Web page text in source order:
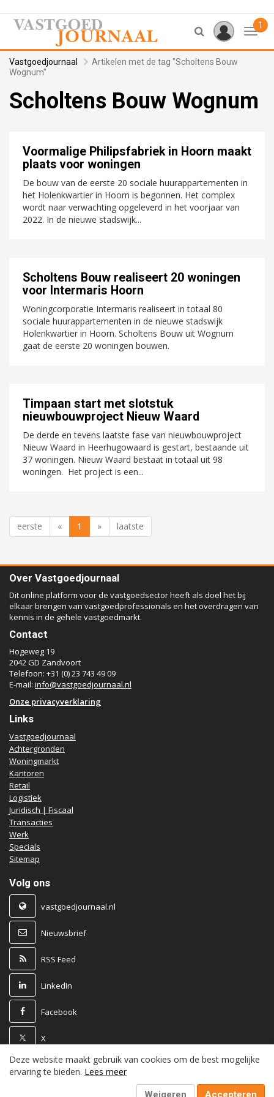
1
Vastgoedjournaal
Artikelen met de tag "Scholtens Bouw
Wognum"
Scholtens Bouw Wognum
Voormalige Philipsfabriek in Hoorn maakt
plaats voor woningen
De bouw van de eerste 20 sociale huurappartementen in
het Holenkwartier in Hoorn is begonnen. Het complex
wordt naar verwachting opgeleverd in het voorjaar van
2022. In de nieuwe stadswijk...
Scholtens Bouw realiseert 20 woningen
voor Intermaris Hoorn
Woningcorporatie Intermaris realiseert in totaal 80
sociale huurappartementen in de nieuwe stadswijk
Holenkwartier in Hoorn. Scholtens Bouw uit Wognum
gaat de eerste 20 woningen bouwen.
Timpaan start met slotstuk
nieuwbouwproject Nieuw Waard
De derde en tevens laatste fase van nieuwbouwproject
Nieuw Waard in Heerhugowaard is gestart, bestaande uit
37 woningen. Nieuw Waard bestaat in totaal uit 98
woningen. Het project is een...
eerste « 1 » laatste
Over Vastgoedjournaal
Dit online platform voor de vastgoedsector heeft als doel het bij
elkaar brengen van vastgoedprofessionals en het overdragen van
kennis in de gehele vastgoedmarkt.
Contact
Hogeweg 19
2042 GD Zandvoort
Telefoon: +31 (0) 23 743 49 09
E-mail: info@vastgoedjournaal.nl
Onze privacyverklaring
Links
Vastgoedjournaal
Achtergronden
Woningmarkt
Kantoren
Retail
Logistiek
Juridisch | Fiscaal
Transacties
Werk
Specials
Sitemap
Volg ons
vastgoedjournaal.nl
Nieuwsbrief
RSS Feed
LinkedIn
Facebook
X
Powered by
Deze website maakt gebruik van cookies om de best mogelijke
ervaring te bieden. Lees meer
Weigeren Accepteren